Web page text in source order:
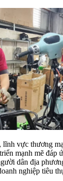
lĩnh vực thương
mạnh mẽ đáp
dân địa
nghiệp tiêu